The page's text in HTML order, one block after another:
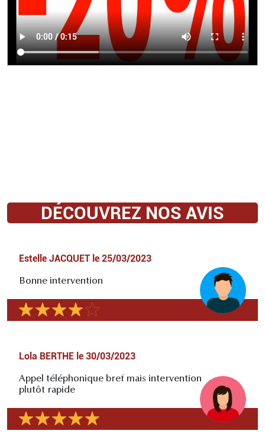
DÉCOUVREZ NOS AVIS
Estelle JACQUET le 25/03/2023
Bonne intervention
Lola BERTHE le 30/03/2023
Appel téléphonique bref mais intervention
plutôt rapide